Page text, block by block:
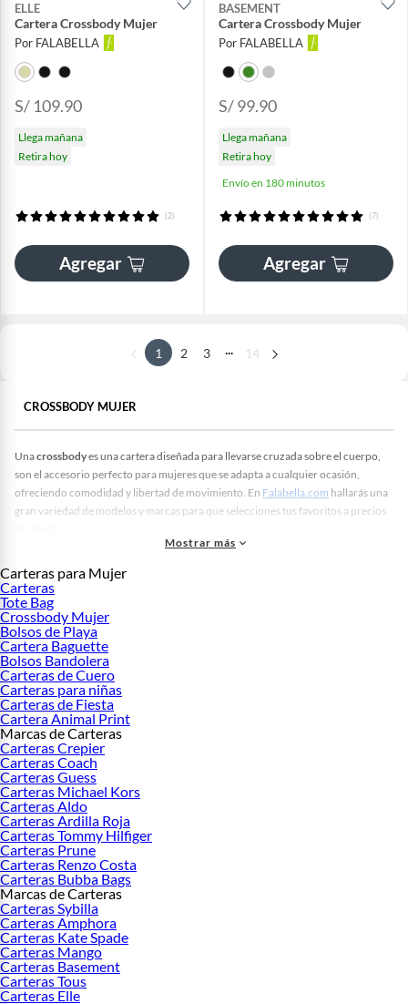
ELLE
Cartera Crossbody Mujer
Por FALABELLA
S/ 109.90
Llega mañana
Retira hoy
(2)
Agregar
BASEMENT
Cartera Crossbody Mujer
Por FALABELLA
S/ 99.90
Llega mañana
Retira hoy
Envío en 180 minutos
(7)
Agregar
1 2 3 14
CROSSBODY MUJER
Unacrossbodyes una cartera diseñada para llevarse cruzada sobre el cuerpo,
son el accesorio perfecto para mujeres que se adapta a cualquier ocasión,
ofreciendo comodidad y libertad de movimiento. En Falabella.com hallarás una
gran variedad de modelos y marcas para que selecciones tus favoritos a precios
casuales en variedad de tamaños para que puedas llevar tus pertenencias
esenciales de manera práctica. Ya sea que busques una
espaciosa y con múltiples compartimentos o diseños minimalistas para el día a
día, en Falabella Perú hallarás materiales de calidad en pocos clics.
Asegúrate de encontrar la crossbody para mujer que garantice comodidad y
adaptabilidad sin mucho esfuerzo. Combínalo con tus jeans y tenis favoritos
para crear el mejor outfit de la temporada ¡Compra ya!
Mochilas
Mochilas para mujer
Mochilas Porta
Mochila Kipling
Mochilas Aesthetic
Mochilas Kawaii
Mochilas Coreanas
Mochilas de cuero
Mochilas Tigo
Mochilas Crepier mujer
Mochilas Bubba
Loncheras Crepier
Mochilas Bubba
Canguros para mujer
Mochila Jansport
Crepier Mochilas
Mochilas Oceano
Mostrar más
Carteras para Mujer
Carteras
Tote Bag
Crossbody Mujer
Bolsos de Playa
Cartera Baguette
Bolsos Bandolera
Carteras de Cuero
Carteras para niñas
Carteras de Fiesta
Cartera Animal Print
Marcas de Carteras
Carteras Crepier
Carteras Coach
Carteras Guess
Carteras Michael Kors
Carteras Aldo
Carteras Ardilla Roja
Carteras Tommy Hilfiger
Carteras Prune
Carteras Renzo Costa
Carteras Bubba Bags
Marcas de Carteras
Carteras Sybilla
Carteras Amphora
Carteras Kate Spade
Carteras Mango
Carteras Basement
Carteras Tous
Carteras Elle